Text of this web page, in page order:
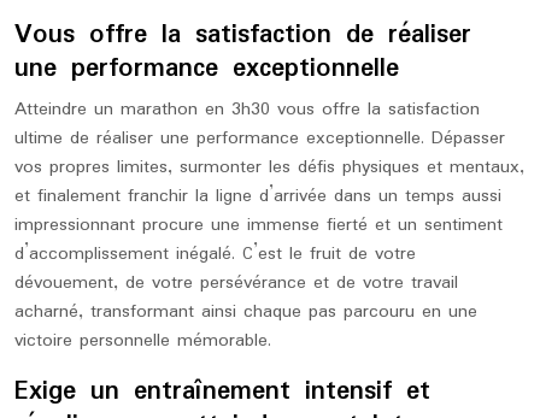
Vous offre la satisfaction de réaliser
une performance exceptionnelle
Atteindre un marathon en 3h30 vous offre la satisfaction
ultime de réaliser une performance exceptionnelle. Dépasser
vos propres limites, surmonter les défis physiques et mentaux,
et finalement franchir la ligne d’arrivée dans un temps aussi
impressionnant procure une immense fierté et un sentiment
d’accomplissement inégalé. C’est le fruit de votre
dévouement, de votre persévérance et de votre travail
acharné, transformant ainsi chaque pas parcouru en une
victoire personnelle mémorable.
Exige un entraînement intensif et